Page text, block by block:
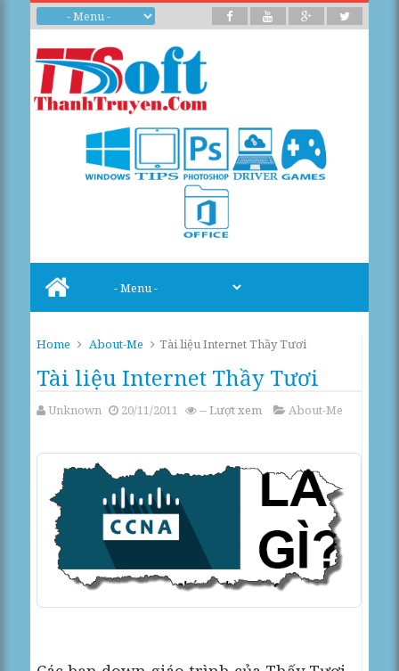
Home About-Me Tài liệu Internet Thầy Tươi
Tài liệu Internet Thầy Tươi
Unknown 20/11/2011 --Lượt xem About-Me